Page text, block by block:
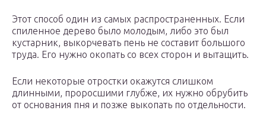
Этот способ один из самых распространенных. Если
спиленное дерево было молодым, либо это был
кустарник, выкорчевать пень не составит большого
труда. Его нужно окопать со всех сторон и вытащить.
Если некоторые отростки окажутся слишком
длинными, проросшими глубже, их нужно обрубить
от основания пня и позже выкопать по отдельности.